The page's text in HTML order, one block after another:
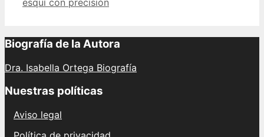
esquí con precisión
Biografía de la Autora
Dra. Isabella Ortega Biografía
Nuestras políticas
Aviso legal